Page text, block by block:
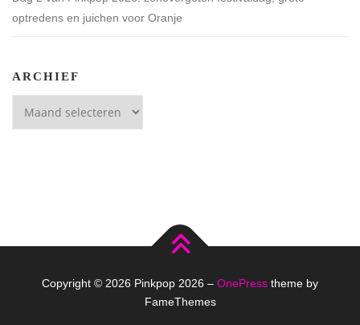
optredens en juichen voor Oranje
ARCHIEF
Copyright © 2026 Pinkpop 2026 – OnePress theme by
FameThemes